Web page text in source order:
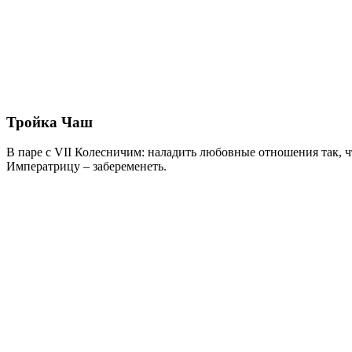
Тройка Чаш
В паре с VII Колесничим: наладить любовные отношения так,
Императрицу – забеременеть.